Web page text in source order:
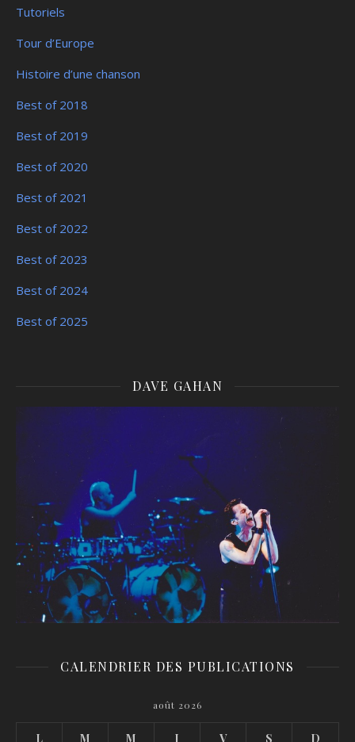
Tutoriels
Tour d’Europe
Histoire d’une chanson
Best of 2018
Best of 2019
Best of 2020
Best of 2021
Best of 2022
Best of 2023
Best of 2024
Best of 2025
DAVE GAHAN
CALENDRIER DES PUBLICATIONS
août 2026
L M M J V S D